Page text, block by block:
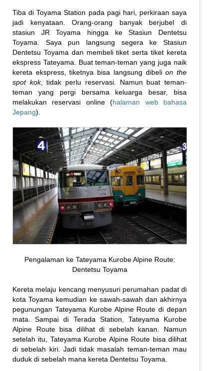
Tiba di Toyama Station pada pagi hari, perkiraan saya
jadi kenyataan. Orang-orang banyak berjubel di
stasiun JR Toyama hingga ke Stasiun Dentetsu
Toyama. Saya pun langsung segera ke Stasiun
Dentetsu Toyama dan membeli tiket serta tiket kereta
ekspress Tateyama. Buat teman-teman yang juga naik
kereta ekspress, tiketnya bisa langsung dibelion the
spot kok, tidak perlu reservasi. Namun buat teman-
teman yang pergi bersama keluarga besar, bisa
melakukan reservasi online (halaman web bahasa
Jepang).
Pengalaman ke Tateyama Kurobe Alpine Route:
Dentetsu Toyama
Kereta melaju kencang menyusuri perumahan padat di
kota Toyama kemudian ke sawah-sawah dan akhirnya
pegunungan Tateyama Kurobe Alpine Route di depan
mata. Sampai di Terada Station, Tateyama Kurobe
Alpine Route bisa dilihat di sebelah kanan. Namun
setelah itu, Tateyama Kurobe Alpine Route bisa dilihat
di sebelah kiri. Jadi tidak masalah teman-teman mau
duduk di sebelah mana kereta Dentetsu Toyama.